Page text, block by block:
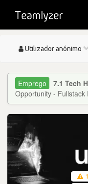
Toggle
Utilizador anónimo
7.1 Tech
Opportunity - Fullstack